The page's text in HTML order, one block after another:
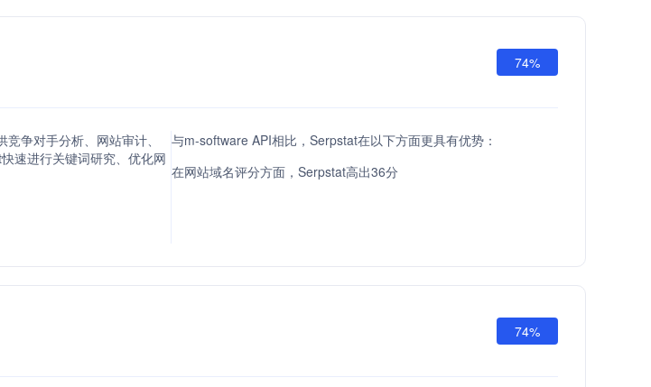
74%
争对手分析、网站审计、
速进行关键词研究、优化网
与m-software API相比，Serpstat在以下方面更具有优势：
在网站域名评分方面，Serpstat高出36分
74%